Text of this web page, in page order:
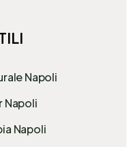
Napoli
Napoli
Napoli